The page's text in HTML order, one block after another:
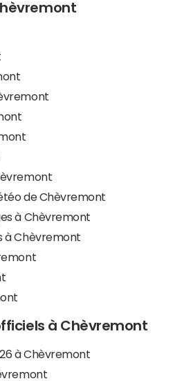
de Chèvremont
à Chèvremont
à Chèvremont
à Chèvremont
à Chèvremont